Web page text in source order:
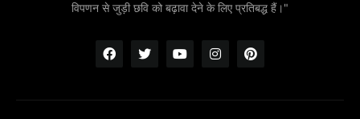
विपणन से जुड़ी छवि को बढ़ावा देने के लिए प्रतिबद्ध हैं।"